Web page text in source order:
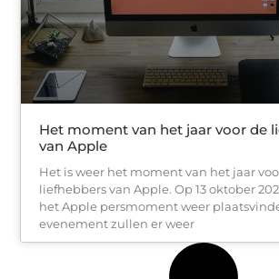
Het moment van het jaar voor de
van Apple
Het is weer het moment van het jaar
liefhebbers van Apple. Op 13 oktober
het Apple persmoment weer
evenement zullen er weer